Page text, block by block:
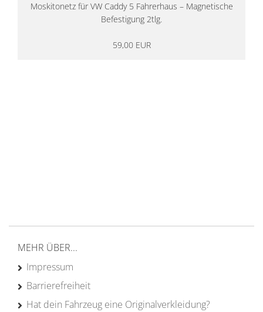
Moskitonetz für VW Caddy 5 Fahrerhaus – Magnetische
Befestigung 2tlg.
59,00 EUR
MEHR ÜBER...
Impressum
Barrierefreiheit
Hat dein Fahrzeug eine Originalverkleidung?